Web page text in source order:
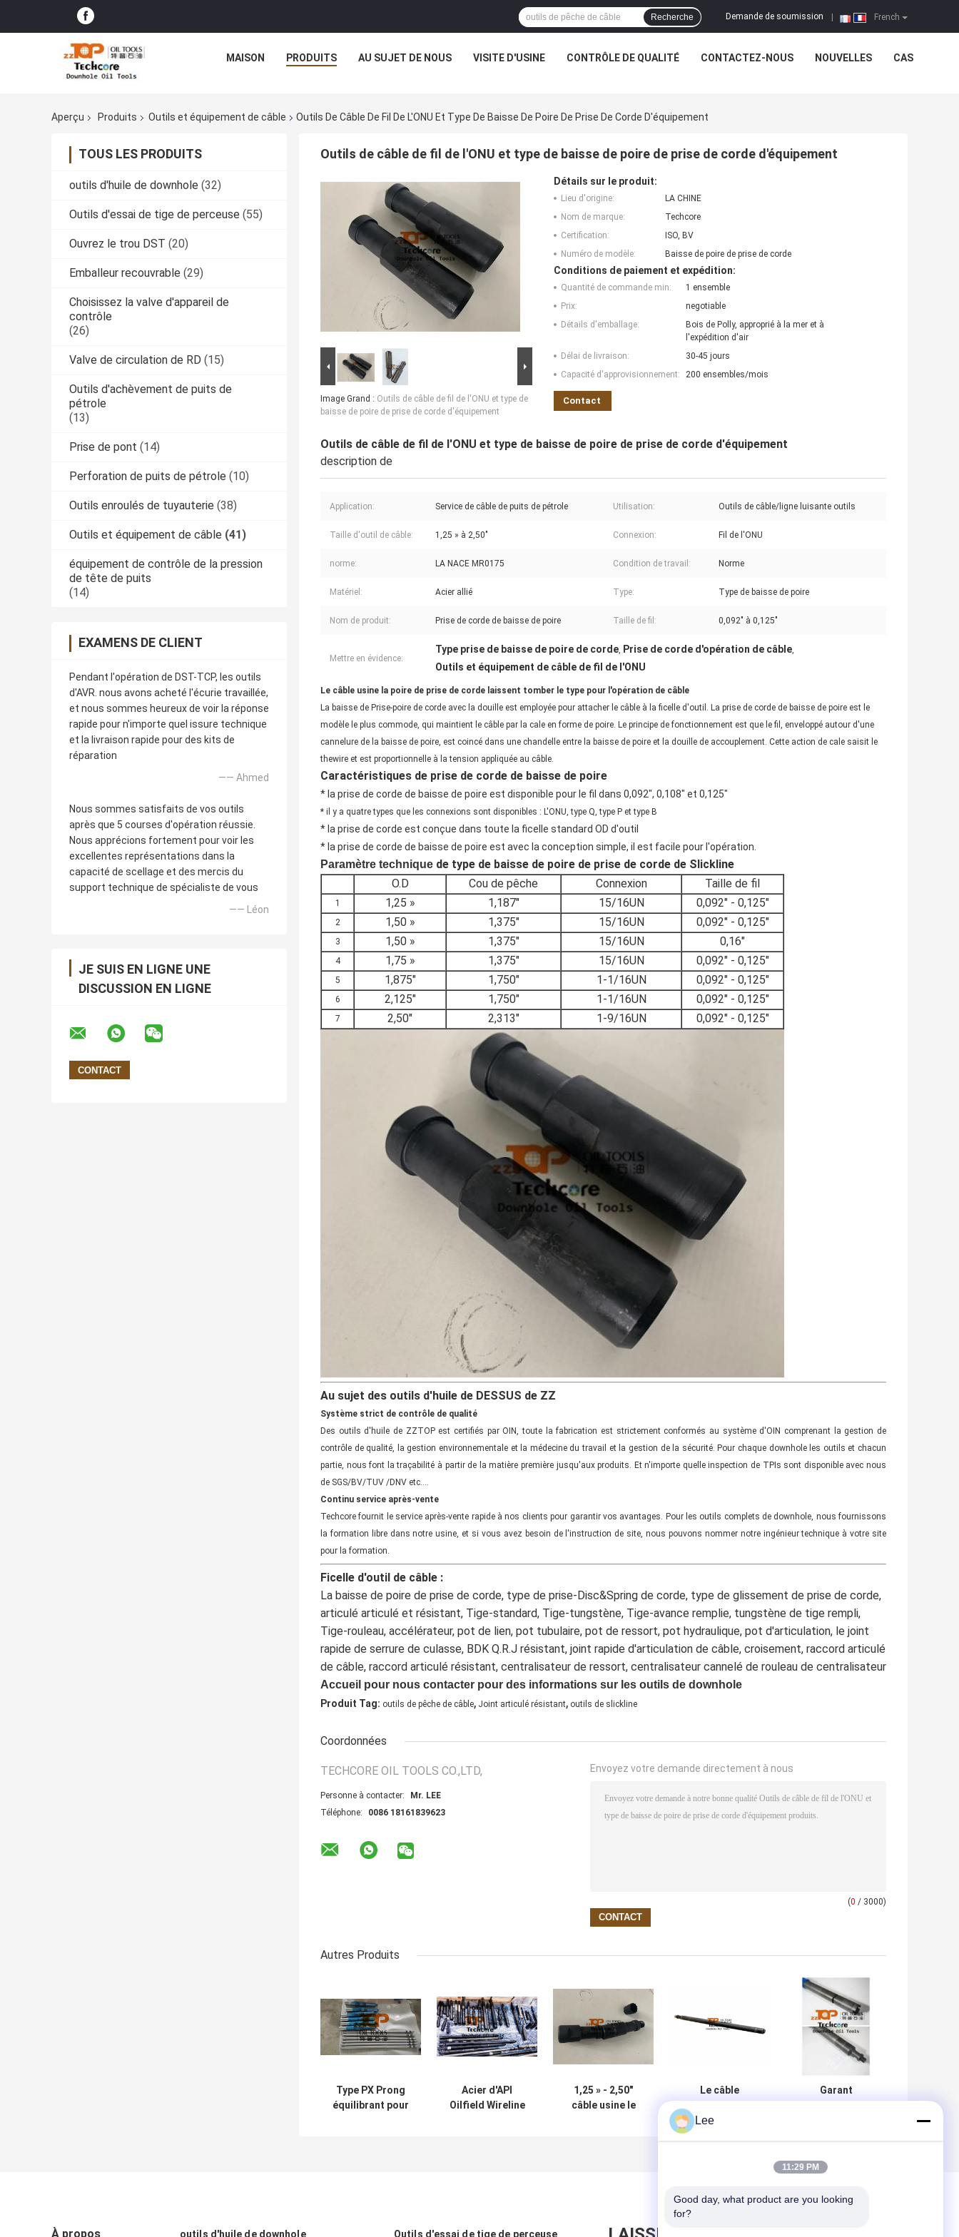
French
Demande de soumission
Recherche
MAISON PRODUITS AU SUJET DE NOUS VISITE D'USINE CONTRÔLE DE QUALITÉ CONTACTEZ-NOUS NOUVELLES CAS
Aperçu Produits Outils et équipement de câble Outils De Câble De Fil De L'ONU Et Type De Baisse De Poire De Prise De Corde D'équipement
TOUS LES PRODUITS
outils d'huile de downhole (32)
Outils d'essai de tige de perceuse (55)
Ouvrez le trou DST (20)
Emballeur recouvrable (29)
Choisissez la valve d'appareil de
contrôle
(26)
Valve de circulation de RD (15)
Outils d'achèvement de puits de
pétrole
(13)
Prise de pont (14)
Perforation de puits de pétrole (10)
Outils enroulés de tuyauterie (38)
Outils et équipement de câble (41)
équipement de contrôle de la pression
de tête de puits
(14)
EXAMENS DE CLIENT
Pendant l'opération de DST-TCP, les outils
d'AVR. nous avons acheté l'écurie travaillée,
et nous sommes heureux de voir la réponse
rapide pour n'importe quel issure technique
et la livraison rapide pour des kits de
réparation
—— Ahmed
Nous sommes satisfaits de vos outils
après que 5 courses d'opération réussie.
Nous apprécions fortement pour voir les
excellentes représentations dans la
capacité de scellage et des mercis du
support technique de spécialiste de vous
—— Léon
JE SUIS EN LIGNE UNE
DISCUSSION EN LIGNE
Outils de câble de fil de l'ONU et type de baisse de poire de prise de corde d'équipement
Image Grand : Outils de câble de fil de l'ONU et type de
baisse de poire de prise de corde d'équipement
Détails sur le produit:
Lieu d'origine:
LA CHINE
Nom de marque:
Techcore
Certification:
ISO, BV
Numéro de modèle:
Baisse de poire de prise de corde
Conditions de paiement et expédition:
Quantité de commande min:
1 ensemble
Prix:
negotiable
Détails d'emballage:
Bois de Polly, approprié à la mer et à
l'expédition d'air
Délai de livraison:
30-45 jours
Capacité d'approvisionnement:
200 ensembles/mois
Contact
Outils de câble de fil de l'ONU et type de baisse de poire de prise de corde d'équipement
description de
Application: Service de câble de puits de pétrole Utilisation: Outils de câble/ligne luisante outils
Taille d'outil de câble: 1,25 » à 2,50" Connexion: Fil de l'ONU
norme: LA NACE MR0175 Condition de travail: Norme
Matériel: Acier allié Type: Type de baisse de poire
Nom de produit: Prise de corde de baisse de poire Taille de fil: 0,092" à 0,125"
Mettre en évidence:
Type prise de baisse de poire de corde, Prise de corde d'opération de câble,
Outils et équipement de câble de fil de l'ONU
Le câble usine la poire de prise de corde laissent tomber le type pour l'opération de câble
La baisse de Prise-poire de corde avec la douille est employée pour attacher le câble à la ficelle d'outil. La prise de corde de baisse de poire est le
modèle le plus commode, qui maintient le câble par la cale en forme de poire. Le principe de fonctionnement est que le fil, enveloppé autour d'une
cannelure de la baisse de poire, est coincé dans une chandelle entre la baisse de poire et la douille de accouplement. Cette action de cale saisit le
thewire et est proportionnelle à la tension appliquée au câble.
Caractéristiques de prise de corde de baisse de poire
* la prise de corde de baisse de poire est disponible pour le fil dans 0,092", 0,108" et 0,125"
* il y a quatre types que les connexions sont disponibles : L'ONU, type Q, type P et type B
* la prise de corde est conçue dans toute la ficelle standard OD d'outil
* la prise de corde de baisse de poire est avec la conception simple, il est facile pour l'opération.
Paramètre technique de type de baisse de poire de prise de corde de Slickline
O.D
Cou de pêche Connexion Taille de fil
1 1,25 » 1,187" 15/16UN 0,092" - 0,125"
2 1,50 » 1,375" 15/16UN 0,092" - 0,125"
3 1,50 » 1,375" 15/16UN 0,16"
4 1,75 » 1,375" 15/16UN 0,092" - 0,125"
5 1,875" 1,750" 1-1/16UN 0,092" - 0,125"
6 2,125" 1,750" 1-1/16UN 0,092" - 0,125"
7 2,50" 2,313" 1-9/16UN 0,092" - 0,125"
Au sujet des outils d'huile de DESSUS de ZZ
Système strict de contrôle de qualité
Des outils d'huile de ZZTOP est certifiés par OIN, toute la fabrication est strictement conformés au système d'OIN comprenant la gestion de
contrôle de qualité, la gestion environnementale et la médecine du travail et la gestion de la sécurité. Pour chaque downhole les outils et chacun
partie, nous font la traçabilité à partir de la matière première jusqu'aux produits. Et n'importe quelle inspection de TPIs sont disponible avec nous
de SGS/BV/TUV /DNV etc….
Continu service après-vente
Techcore fournit le service après-vente rapide à nos clients pour garantir vos avantages. Pour les outils complets de downhole, nous fournissons
la formation libre dans notre usine, et si vous avez besoin de l'instruction de site, nous pouvons nommer notre ingénieur technique à votre site
pour la formation.
Ficelle d'outil de câble :
La baisse de poire de prise de corde, type de prise-Disc&Spring de corde, type de glissement de prise de corde,
articulé articulé et résistant, Tige-standard, Tige-tungstène, Tige-avance remplie, tungstène de tige rempli,
Tige-rouleau, accélérateur, pot de lien, pot tubulaire, pot de ressort, pot hydraulique, pot d'articulation, le joint
rapide de serrure de culasse, BDK Q.R.J résistant, joint rapide d'articulation de câble, croisement, raccord articulé
de câble, raccord articulé résistant, centralisateur de ressort, centralisateur cannelé de rouleau de centralisateur
Accueil pour nous contacter pour des informations sur les outils de downhole
Produit Tag: outils de pêche de câble, Joint articulé résistant, outils de slickline
Coordonnées
TECHCORE OIL TOOLS CO.,LTD,
Personne à contacter:
Mr. LEE
Téléphone:
0086 18161839623
Envoyez votre demande directement à nous
(0 / 3000)
Autres Produits
Type PX Prong
équilibrant pour
Acier d'API
Oilfield Wireline
1,25 » - 2,50"
câble usine le
Le câble
standard pèsent
la barre pour la
Garant
outils de pêche
À propos outils d'huile de downhole Outils d'essai de tige de perceuse
Lee
11:29 PM
Good day, what product are you looking
for?